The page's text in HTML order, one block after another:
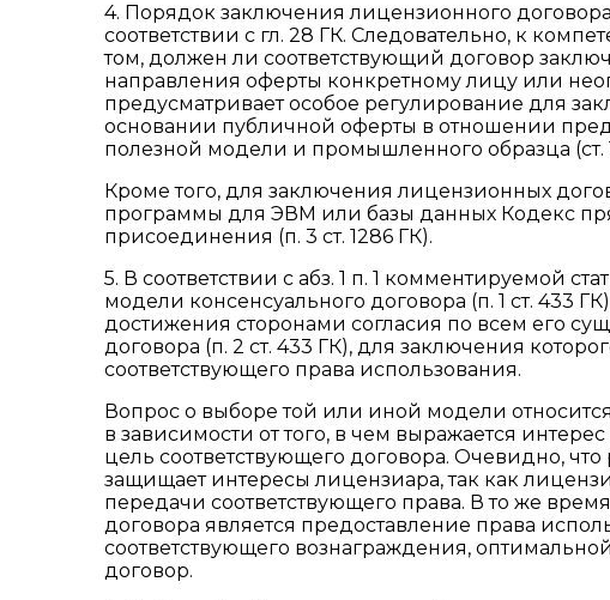
4. Порядок заключения лицензионного договора
соответствии с гл. 28 ГК. Следовательно, к
том, должен ли соответствующий договор
направления оферты конкретному лицу или
предусматривает особое регулирование для
основании публичной оферты в отношении
полезной модели и промышленного образца (ст.
Кроме того, для заключения лицензионных
программы для ЭВМ или базы данных Кодекс
присоединения (п. 3 ст. 1286 ГК).
5. В соответствии с абз. 1 п. 1 комментируемой
модели консенсуального договора (п. 1 ст. 433
достижения сторонами согласия по всем его
договора (п. 2 ст. 433 ГК), для заключения
соответствующего права использования.
Вопрос о выборе той или иной модели
в зависимости от того, в чем выражается
цель соответствующего договора. Очевидно,
защищает интересы лицензиара, так как
передачи соответствующего права. В то же
договора является предоставление права
соответствующего вознаграждения,
договор.